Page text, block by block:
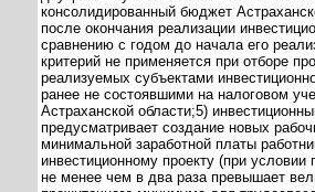
консолидированный бюджет
после окончания реализации
сравнению с годом до начала его
критерий не применяется при отборе
реализуемых субъектами
ранее не состоявшими на налоговом
Астраханской области;5)
предусматривает создание новых
минимальной заработной платы
инвестиционному проекту (при условии
не менее чем в два раза превышает